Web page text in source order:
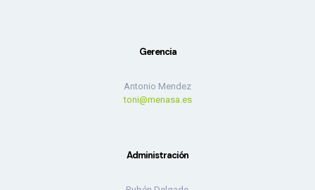
Gerencia
Antonio Mendez
toni@menasa.es
Administración